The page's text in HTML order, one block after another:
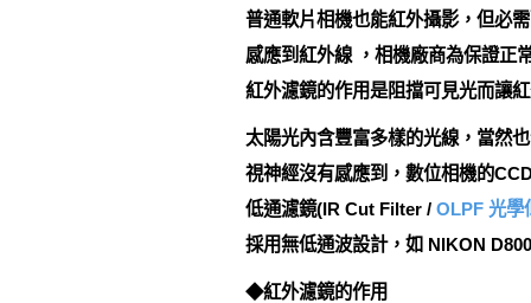
普通軟片相機也能紅外攝影，但必
感應到紅外線 ，相機廠商為保證正
紅外濾鏡的作用是阻擋可見光而讓
太陽光內含豐富多樣的光線，當然
視神經沒有感應到，數位相機的
低通濾鏡(IR Cut Filter / OLPF 光學
採用無低通波設計，如 NIKON
◆紅外濾鏡的作用